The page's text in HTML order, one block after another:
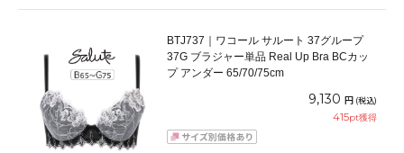
BTJ737｜ワコール サルート 37グループ
37G ブラジャー単品 Real Up Bra BCカッ
プ アンダー 65/70/75cm
9,130 円 (税込)
415pt獲得